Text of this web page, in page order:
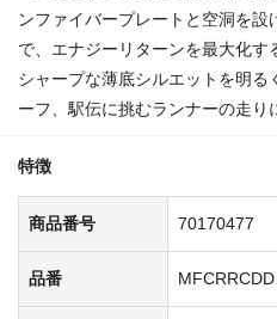
ンファイバープレートと空洞を
で、エナジーリターンを最大化す
シャープな薄底シルエットを明
ーフ、駅伝に挑むランナーの走り
特徴
商品番号 70170477
品番 MFCRRCDD